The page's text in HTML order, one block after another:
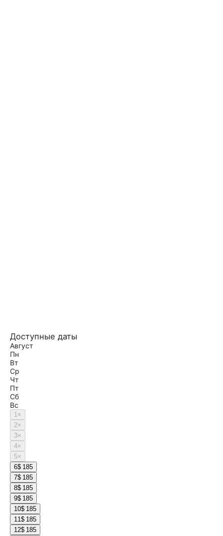
Доступные даты
Август
Пн
Вт
Ср
Чт
Пт
Сб
Вс
1×
2×
3×
4×
5×
6$ 185
7$ 185
8$ 185
9$ 185
10$ 185
11$ 185
12$ 185